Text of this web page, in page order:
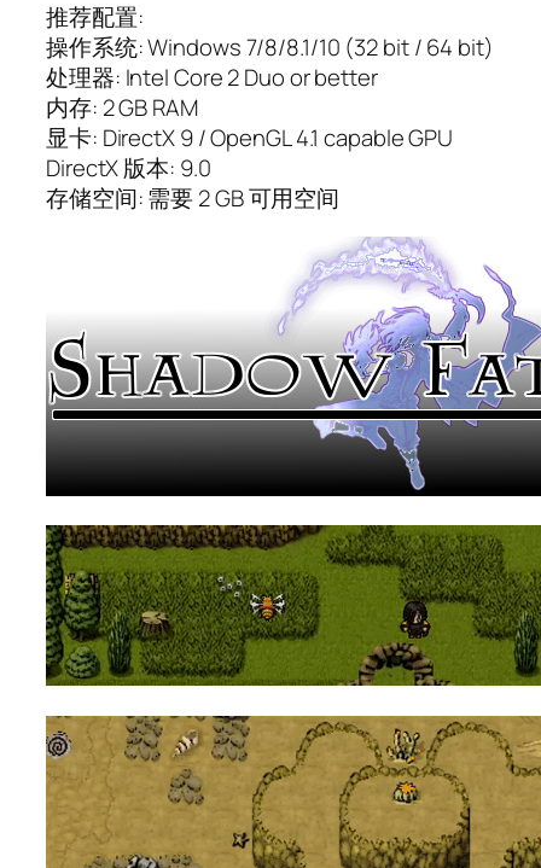
推荐配置:
操作系统: Windows 7/8/8.1/10 (32 bit / 64 bit)
处理器: Intel Core 2 Duo or better
内存: 2 GB RAM
显卡: DirectX 9 / OpenGL 4.1 capable GPU
DirectX 版本: 9.0
存储空间: 需要 2 GB 可用空间